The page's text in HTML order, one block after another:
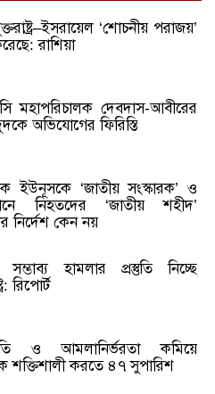
‘শোচনীয় পরাজয়’
রাশিয়া
মহাপরিচালক দেবদাস-আবীরের
অভিযোগের ফিরিস্তি
ইউনূসকে ‘জাতীয় সংস্কারক’ ও
নিহতদের ‘জাতীয় শহীদ’
নির্দেশ কেন নয়
সম্ভাব্য হামলার প্রস্তুতি নিচ্ছে
রিপোর্ট
ও আমলানির্ভরতা কমিয়ে
শক্তিশালী করতে ৪৭ সুপারিশ